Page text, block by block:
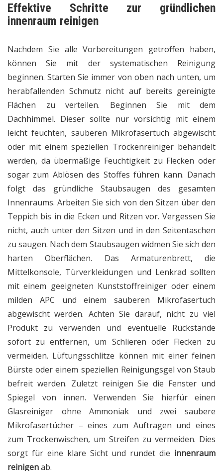
Effektive Schritte zur gründlichen
innenraum reinigen
Nachdem Sie alle Vorbereitungen getroffen haben,
können Sie mit der systematischen Reinigung
beginnen. Starten Sie immer von oben nach unten, um
herabfallenden Schmutz nicht auf bereits gereinigte
Flächen zu verteilen. Beginnen Sie mit dem
Dachhimmel. Dieser sollte nur vorsichtig mit einem
leicht feuchten, sauberen Mikrofasertuch abgewischt
oder mit einem speziellen Trockenreiniger behandelt
werden, da übermäßige Feuchtigkeit zu Flecken oder
sogar zum Ablösen des Stoffes führen kann. Danach
folgt das gründliche Staubsaugen des gesamten
Innenraums. Arbeiten Sie sich von den Sitzen über den
Teppich bis in die Ecken und Ritzen vor. Vergessen Sie
nicht, auch unter den Sitzen und in den Seitentaschen
zu saugen. Nach dem Staubsaugen widmen Sie sich den
harten Oberflächen. Das Armaturenbrett, die
Mittelkonsole, Türverkleidungen und Lenkrad sollten
mit einem geeigneten Kunststoffreiniger oder einem
milden APC und einem sauberen Mikrofasertuch
abgewischt werden. Achten Sie darauf, nicht zu viel
Produkt zu verwenden und eventuelle Rückstände
sofort zu entfernen, um Schlieren oder Flecken zu
vermeiden. Lüftungsschlitze können mit einer feinen
Bürste oder einem speziellen Reinigungsgel von Staub
befreit werden. Zuletzt reinigen Sie die Fenster und
Spiegel von innen. Verwenden Sie hierfür einen
Glasreiniger ohne Ammoniak und zwei saubere
Mikrofasertücher – eines zum Auftragen und eines
zum Trockenwischen, um Streifen zu vermeiden. Dies
sorgt für eine klare Sicht und rundet die innenraum
reinigenab.